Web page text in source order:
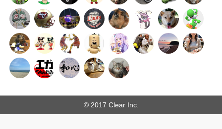
© 2017 Clear Inc.